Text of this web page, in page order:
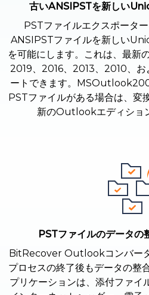
古いANSIPSTを新しい
PSTファイルエクスポータ
ANSIPSTファイルを新しい
を可能にします。これは、最
2019、2016、2013、2010、
ートできます。
PSTファイルがある場合は、変
新のOutlookエディショ
PSTファイルのデータの
BitRecover Outlookコンバー
プロセスの終了後もデータの整
プリケーションは、添付ファイ